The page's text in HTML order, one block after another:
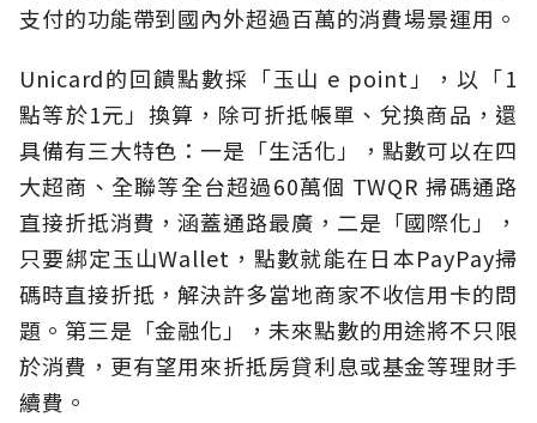
支付的功能帶到國內外超過百萬的消費場景運用。
Unicard的回饋點數採「玉山 e point」，以「1
點等於1元」換算，除可折抵帳單、兌換商品，還
具備有三大特色：一是「生活化」，點數可以在四
大超商、全聯等全台超過60萬個 TWQR 掃碼通路
直接折抵消費，涵蓋通路最廣，二是「國際化」，
只要綁定玉山Wallet，點數就能在日本PayPay掃
碼時直接折抵，解決許多當地商家不收信用卡的問
題。第三是「金融化」，未來點數的用途將不只限
於消費，更有望用來折抵房貸利息或基金等理財手
續費。